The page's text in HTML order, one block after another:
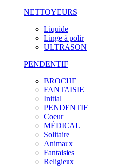
NETTOYEURS
Liquide
Linge à polir
ULTRASON
PENDENTIF
BROCHE
FANTAISIE
Initial
PENDENTIF
Coeur
MÉDICAL
Solitaire
Animaux
Fantaisies
Religieux